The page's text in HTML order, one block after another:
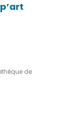
de